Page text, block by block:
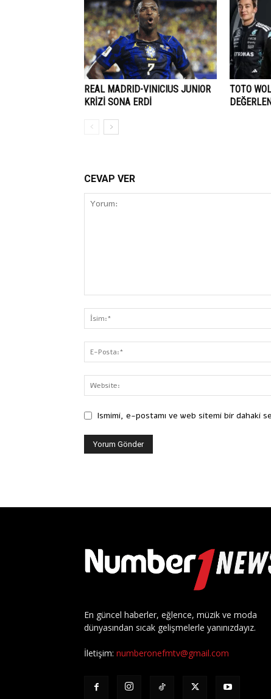
REAL MADRID-VINICIUS JUNIOR
KRİZİ SONA ERDİ
TOTO
CEVAP VER
Ismimi, e-postamı ve web sitemi bir dahaki
En güncel haberler, eğlence, müzik ve moda
dünyasından sıcak gelişmelerle yanınızdayız.
İletişim: numberonefmtv@gmail.com